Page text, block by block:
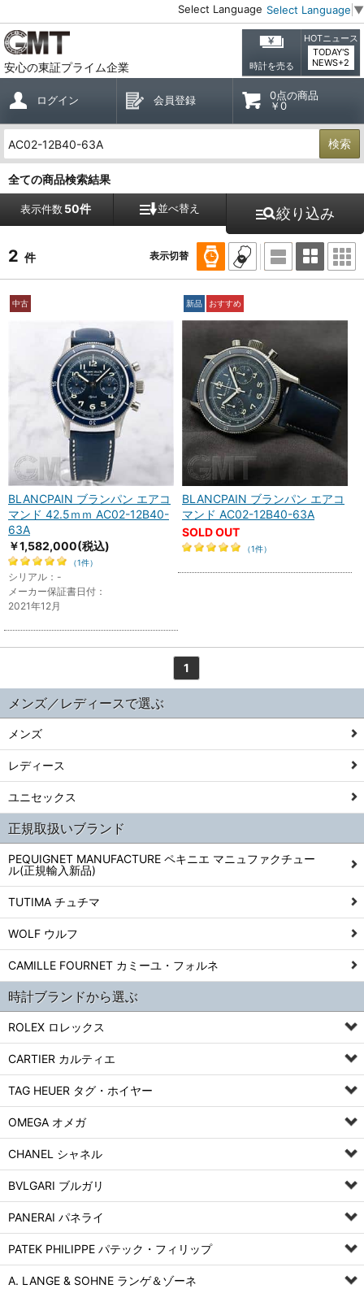
Select Language Select Language ▼
安心の東証プライム企業 時計を売る
HOTニュース
TODAY'S
NEWS+2
ログイン 会員登録
0点の商品
￥0
検索
全ての商品検索結果
表示件数50件 並べ替え 絞り込み
2 件 表示切替
中古
BLANCPAIN ブランパン エアコ
マンド 42.5ｍｍ AC02-12B40-
63A
￥1,582,000(税込)
（1件）
シリアル：-
メーカー保証書日付：
2021年12月
新品 おすすめ
BLANCPAIN ブランパン エアコ
マンド AC02-12B40-63A
SOLD OUT
（1件）
1
メンズ／レディースで選ぶ
メンズ
レディース
ユニセックス
正規取扱いブランド
PEQUIGNET MANUFACTURE ペキニエ マニュファクチュー
ル(正規輸入新品)
TUTIMA チュチマ
WOLF ウルフ
CAMILLE FOURNET カミーユ・フォルネ
時計ブランドから選ぶ
ROLEX ロレックス
CARTIER カルティエ
TAG HEUER タグ・ホイヤー
OMEGA オメガ
CHANEL シャネル
BVLGARI ブルガリ
PANERAI パネライ
PATEK PHILIPPE パテック・フィリップ
A. LANGE & SOHNE ランゲ＆ゾーネ